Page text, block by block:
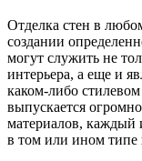
Отделка стен в
создании
могут служить не
интерьера, а еще и
каком-либо
выпускается
материалов, каждый
в том или ином типе